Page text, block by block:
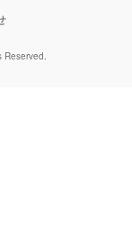
Reserved.